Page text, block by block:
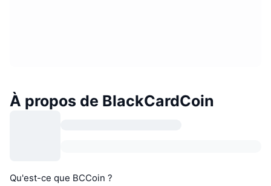
À propos de BlackCardCoin
Qu'est-ce que BCCoin ?